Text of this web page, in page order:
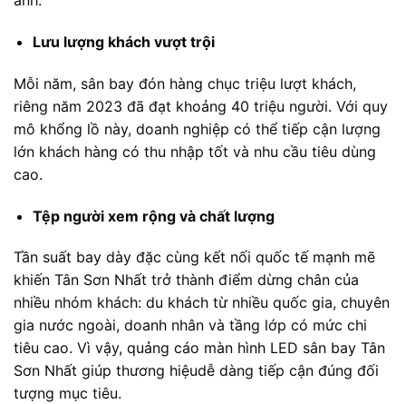
Lưu lượng khách vượt trội
Mỗi năm, sân bay đón hàng chục triệu lượt khách,
riêng năm 2023 đã đạt khoảng 40 triệu người. Với quy
mô khổng lồ này, doanh nghiệp có thể tiếp cận lượng
lớn khách hàng có thu nhập tốt và nhu cầu tiêu dùng
cao.
Tệp người xem rộng và chất lượng
Tần suất bay dày đặc cùng kết nối quốc tế mạnh mẽ
khiến Tân Sơn Nhất trở thành điểm dừng chân của
nhiều nhóm khách: du khách từ nhiều quốc gia, chuyên
gia nước ngoài, doanh nhân và tầng lớp có mức chi
tiêu cao. Vì vậy, quảng cáo màn hình LED sân bay Tân
Sơn Nhất giúp thương hiệudễ dàng tiếp cận đúng đối
tượng mục tiêu.